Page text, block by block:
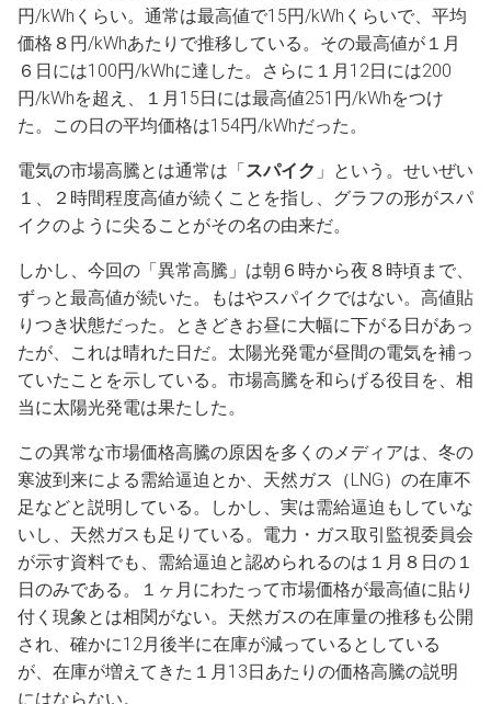
円/kWhくらい。通常は最高値で15円/kWhくらいで、平均
価格８円/kWhあたりで推移している。その最高値が１月
６日には100円/kWhに達した。さらに１月12日には200
円/kWhを超え、１月15日には最高値251円/kWhをつけ
た。この日の平均価格は154円/kWhだった。
電気の市場高騰とは通常は「スパイク 」という。せいぜい
１、２時間程度高値が続くことを指し、グラフの形がスパ
イクのように尖ることがその名の由来だ。
しかし、今回の「異常高騰」は朝６時から夜８時頃まで、
ずっと最高値が続いた。もはやスパイクではない。高値貼
りつき状態だった。ときどきお昼に大幅に下がる日があっ
たが、これは晴れた日だ。太陽光発電が昼間の電気を補っ
ていたことを示している。市場高騰を和らげる役目を、相
当に太陽光発電は果たした。
この異常な市場価格高騰の原因を多くのメディアは、冬の
寒波到来による需給逼迫とか、天然ガス（LNG）の在庫不
足などと説明している。しかし、実は需給逼迫もしていな
いし、天然ガスも足りている。電力・ガス取引監視委員会
が示す資料でも、需給逼迫と認められるのは１月８日の１
日のみである。１ヶ月にわたって市場価格が最高値に貼り
付く現象とは相関がない。天然ガスの在庫量の推移も公開
され、確かに12月後半に在庫が減っているとしている
が、在庫が増えてきた１月13日あたりの価格高騰の説明
にはならない。